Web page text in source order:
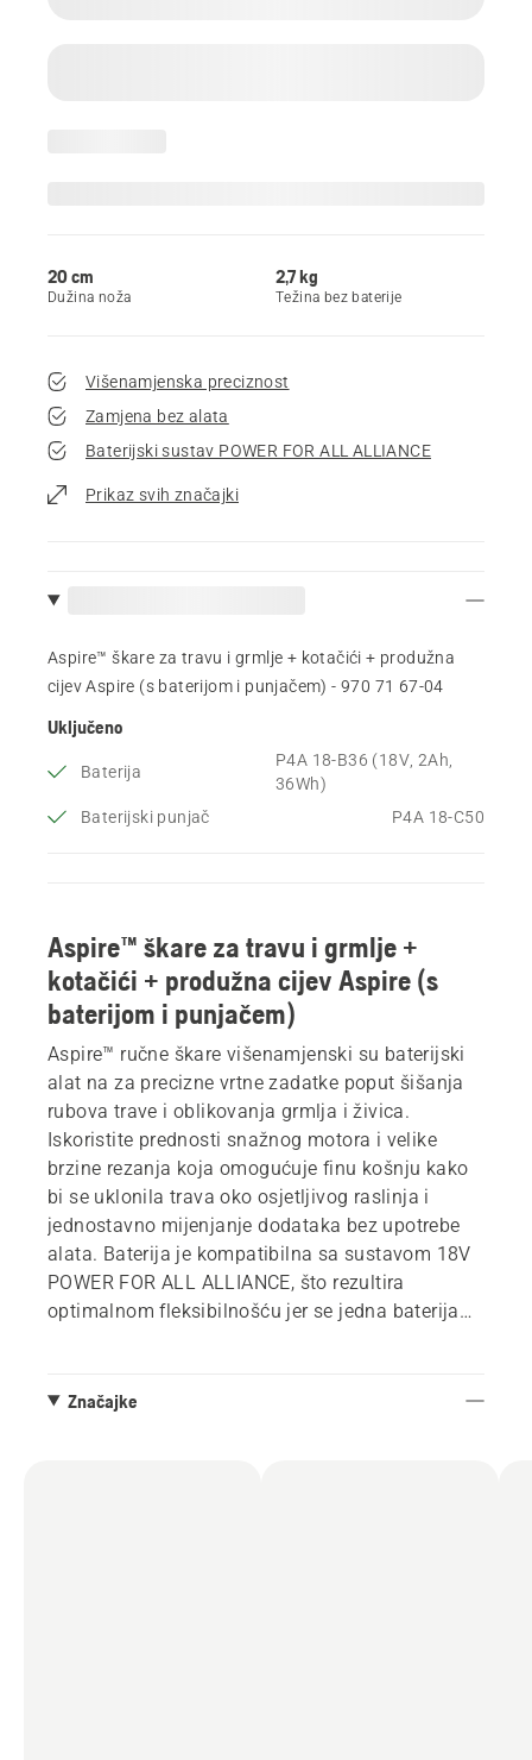
20 cm
Dužina noža
2,7 kg
Težina bez baterije
Višenamjenska preciznost
Zamjena bez alata
Baterijski sustav POWER FOR ALL ALLIANCE
Prikaz svih značajki
Aspire™ škare za travu i grmlje + kotačići + produžna
cijev Aspire (s baterijom i punjačem) - 970 71 67‑04
Uključeno
Baterija
P4A 18-B36 (18V, 2Ah,
36Wh)
Baterijski punjač
P4A 18-C50
Aspire™ škare za travu i grmlje +
kotačići + produžna cijev Aspire (s
baterijom i punjačem)
Aspire™ ručne škare višenamjenski su baterijski
alat na za precizne vrtne zadatke poput šišanja
rubova trave i oblikovanja grmlja i živica.
Iskoristite prednosti snažnog motora i velike
brzine rezanja koja omogućuje finu košnju kako
bi se uklonila trava oko osjetljivog raslinja i
jednostavno mijenjanje dodataka bez upotrebe
alata. Baterija je kompatibilna sa sustavom 18V
POWER FOR ALL ALLIANCE, što rezultira
optimalnom fleksibilnošću jer se jedna baterija
Upravljanje je olakšano malom težinom i
Značajke